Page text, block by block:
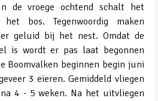
de vroege ochtend schalt het
het bos. Tegenwoordig maken
geluid bij het nest. Omdat de
is wordt er pas laat begonnen
Boomvalken beginnen begin juni
3 eieren. Gemiddeld vliegen
4 - 5 weken. Na het uitvliegen